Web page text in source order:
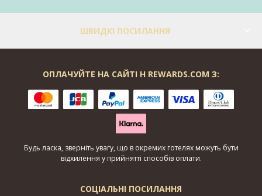
ШВИДКІ ПОСИЛАННЯ
СОЦІАЛЬНІ ПОСИЛАННЯ
ОПЛАЧУЙТЕ НА САЙТІ H REWARDS.COM З:
Будь ласка, зверніть увагу, що в окремих готелях можуть бути
відхилення у прийнятті способів оплати.